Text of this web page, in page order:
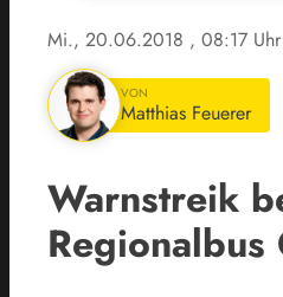
Mi., 20.06.2018 , 08:17 Uhr
VON
Matthias Feuerer
Warnstreik
Regionalbus